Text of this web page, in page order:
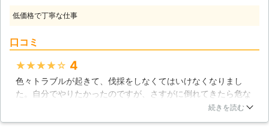
しょう。その他にも、知識がないと直
接的な身の危険が降りかかることも考
えられます。大木の転倒による圧迫
や、そこに営巣するハチなどの襲来な
低価格で丁寧な仕事
口コミ
★★★★★ 4
色々トラブルが起きて、伐採をしなくてはいけなくなりまし
た。自分でやりたかったのですが、さすがに倒れてきたら危な
いと思いエフネット企画・アン便利屋群馬さんに依頼しまし
続きを読む